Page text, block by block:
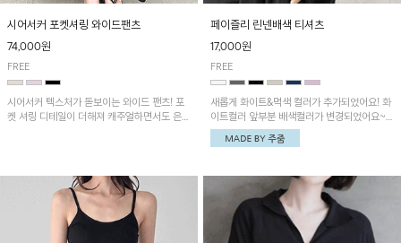
시어서커 포켓셔링 와이드팬츠
74,000원
FREE
시어서커 텍스처가 돋보이는 와이드 팬츠! 포
켓 셔링 디테일이 더해져 캐주얼하면서도 은은
아이템으로 활용하기 좋아요~
페이즐리 린넨배색 티셔츠
17,000원
FREE
새롭게 화이트&먹색 컬러가 추가되었어요! 화
이트컬러 앞부분 배색컬러가 변경되었어요~
중앙 린넨배색으로 유니크하면서 페이즐리 패
턴으로 감각적인 분위기를 연출이 가능한 티셔